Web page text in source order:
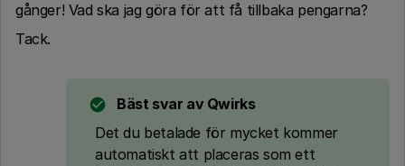
gånger! Vad ska jag göra för att få tillbaka pengarna?
Tack.
Bäst svar av Qwirks
Det du betalade för mycket kommer
automatiskt att placeras som ett